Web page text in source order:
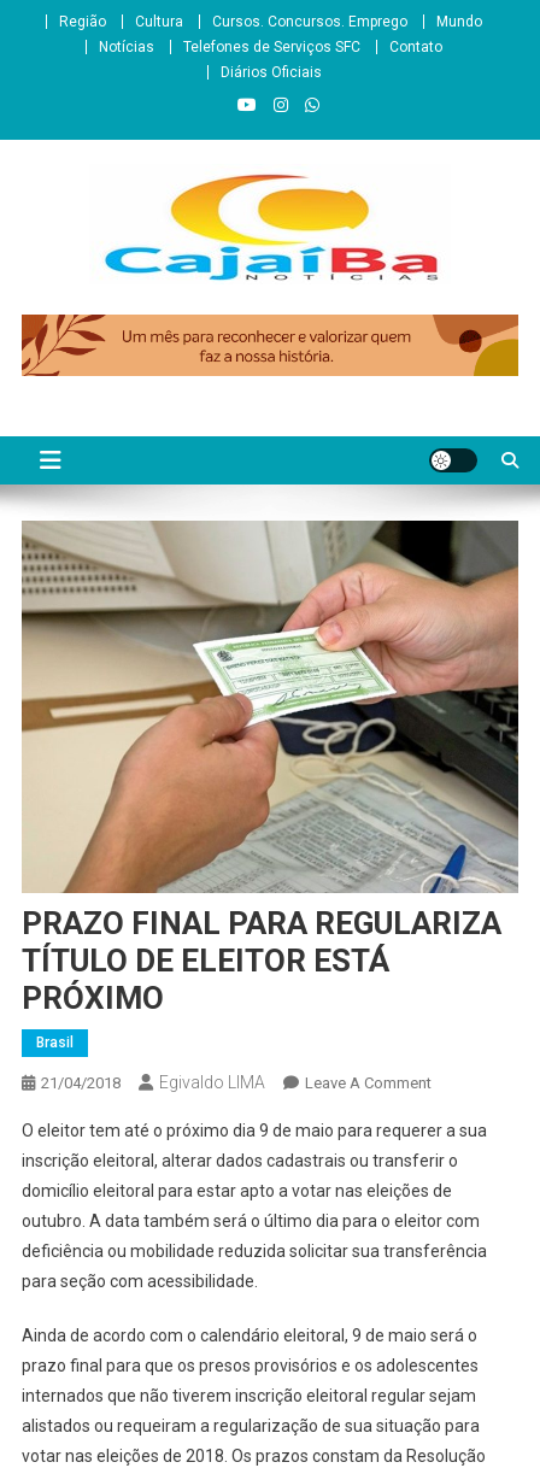
Região Cultura Cursos. Concursos. Emprego
Mundo
Notícias
Telefones de Serviços SFC
Contato
Diários Oficiais
CajaíbaNotícias
PRAZO FINAL PARA REGULARIZA
TÍTULO DE ELEITOR ESTÁ
PRÓXIMO
Brasil
21/04/2018 Egivaldo LIMA Leave A CommentOn
FINAL
PARA
REGULARIZA
TÍTULO
DE
PRÓXIMO
O eleitor tem até o próximo dia 9 de maio para requerer a sua
inscrição eleitoral, alterar dados cadastrais ou transferir o
domicílio eleitoral para estar apto a votar nas eleições de
outubro. A data também será o último dia para o eleitor com
deficiência ou mobilidade reduzida solicitar sua transferência
para seção com acessibilidade.
Ainda de acordo com o calendário eleitoral, 9 de maio será o
prazo final para que os presos provisórios e os adolescentes
internados que não tiverem inscrição eleitoral regular sejam
alistados ou requeiram a regularização de sua situação para
votar nas eleições de 2018. Os prazos constam da Resolução